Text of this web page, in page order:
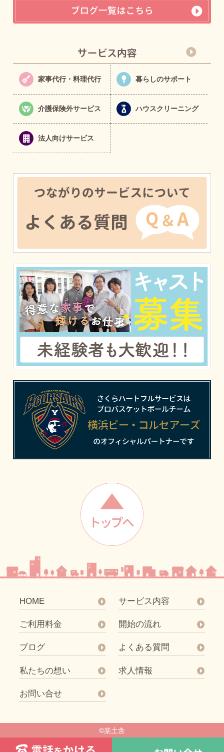
家事代行・料理代行 暮らしのサポート
介護保険外サービス ハウスクリーニング
法人向けサービス
HOME サービス内容
ご利用料金 開始の流れ
ブログ よくある質問
私たちの想い 求人情報
お問い合せ
©楽土舎